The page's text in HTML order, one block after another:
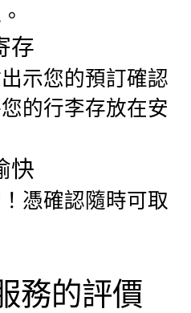
存
示您的預訂確認
的行李存放在安
快
憑確認隨時可取
務的評價